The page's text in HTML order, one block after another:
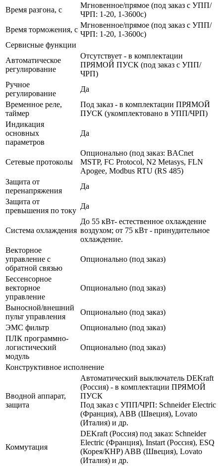
Время разгона, с
Мгновенное/прямое (под заказ с УПП/
ЧРП: 1-20, 1-3600с)
Время торможения, с
Мгновенное/прямое (под заказ с УПП/
ЧРП: 1-20, 1-3600с)
Сервисные функции
Автоматическое
регулирование
Отсутствует - в комплектации
ПРЯМОЙ ПУСК (под заказ с УПП/
ЧРП)
Ручное
регулирование
Да
Временное реле,
таймер
Под заказ - в комплектации ПРЯМОЙ
ПУСК (укомплектовано в УПП/ЧРП)
Индикация
основных
параметров
Да
Сетевые протоколы
Опционально (под заказ: BACnet
MSTP, FC Protocol, N2 Metasys, FLN
Apogee, Modbus RTU (RS 485)
Защита от
перенапряжения
Да
Защита от
превышения по току
Да
Система охлаждения
До 55 кВт- естественное охлаждение
воздухом; от 75 кВт - принудительное
охлаждение.
Векторное
управление с
обратной связью
Опционально (под заказ)
Бессенсорное
векторное
управление
Опционально (под заказ)
Выносной/внешний
пульт управления
Опционально (под заказ)
ЭМС фильтр
Опционально (под заказ)
ПЛК программно-
логистический
модуль
Опционально (под заказ)
Конструктивное исполнение
Вводной аппарат,
защита
Автоматический выключатель DEKraft
(Россия) - в комплектации ПРЯМОЙ
ПУСК
Под заказ с УПП/ЧРП: Schneider Electric
(Франция), ABB (Швеция), Lovato
(Италия) и др.
Коммутация
DEKraft (Россия) под заказ: Schneider
Electric (Франция), Instart (Россия), ESQ
(Корея/КНР) ABB (Швеция), Lovato
(Италия) и др.